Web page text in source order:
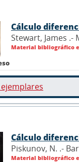
Cálculo
Stewart, James
Material bibliográfico
Cálculo
Piskunov, N. .-
Material bibliográfico